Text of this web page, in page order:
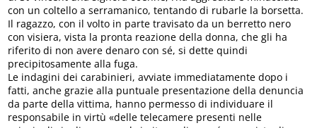
con un coltello a serramanico, tentando di rubarle la borsetta.
Il ragazzo, con il volto in parte travisato da un berretto nero
con visiera, vista la pronta reazione della donna, che gli ha
riferito di non avere denaro con sé, si dette quindi
precipitosamente alla fuga.
Le indagini dei carabinieri, avviate immediatamente dopo i
fatti, anche grazie alla puntuale presentazione della denuncia
da parte della vittima, hanno permesso di individuare il
responsabile in virtù «delle telecamere presenti nelle